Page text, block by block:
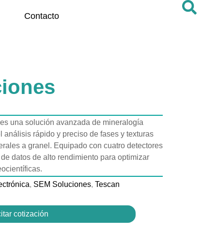
Contacto
una solución avanzada de mineralogía
análisis rápido y preciso de fases y texturas
a granel. Equipado con cuatro detectores
datos de alto rendimiento para optimizar
, SEM Soluciones,Tescan
cotización